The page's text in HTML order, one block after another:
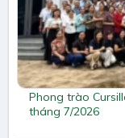
Phong trào
tháng 7/2026